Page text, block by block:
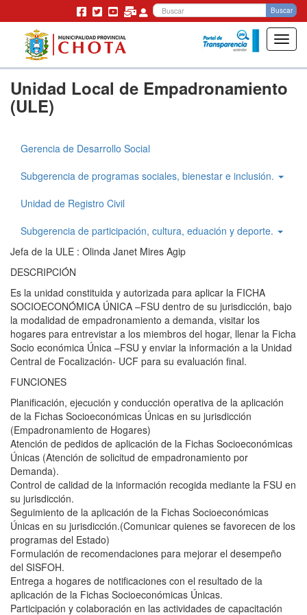
Pasar
contenido
principal
Buscar
Unidad Local de Empadronamiento
(ULE)
Gerencia
Desarrollo
Social
Gerencia de Desarrollo Social
Subgerencia de programas sociales, bienestar e inclusión.
Unidad de Registro Civil
Subgerencia de participación, cultura, eduación y deporte.
Jefa de la ULE : Olinda Janet Mires Agip
DESCRIPCIÓN
Es la unidad constituida y autorizada para aplicar la FICHA
SOCIOECONÓMICA ÚNICA –FSU dentro de su jurisdicción, bajo
la modalidad de empadronamiento a demanda, visitar los
hogares para entrevistar a los miembros del hogar, llenar la Ficha
Socio económica Única –FSU y enviar la información a la Unidad
Central de Focalización- UCF para su evaluación final.
FUNCIONES
Planificación, ejecución y conducción operativa de la aplicación
de la Fichas Socioeconómicas Únicas en su jurisdicción
(Empadronamiento de Hogares)
Atención de pedidos de aplicación de la Fichas Socioeconómicas
Únicas (Atención de solicitud de empadronamiento por
Demanda).
Control de calidad de la información recogida mediante la FSU en
su jurisdicción.
Seguimiento de la aplicación de la Fichas Socioeconómicas
Únicas en su jurisdicción.(Comunicar quienes se favorecen de los
programas del Estado)
Formulación de recomendaciones para mejorar el desempeño
del SISFOH.
Entrega a hogares de notificaciones con el resultado de la
aplicación de la Fichas Socioeconómicas Únicas.
Participación y colaboración en las actividades de capacitación